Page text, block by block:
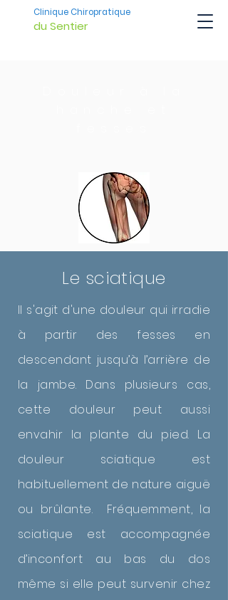
du Sentier
Clinique Chiropratique
Le sciatique
Il s'agit d'une douleur qui irradie
à partir des fesses en
descendant jusqu’à l’arrière de
la jambe. Dans plusieurs cas,
cette douleur peut aussi
envahir la plante du pied. La
douleur sciatique est
habituellement de nature aiguë
ou brûlante. Fréquemment, la
sciatique est accompagnée
d’inconfort au bas du dos
même si elle peut survenir chez